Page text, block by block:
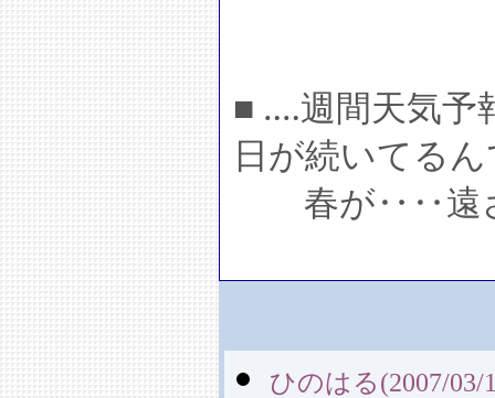
■ ‥‥週間天気予
日が続いてる
春が‥‥遠
ひのはる(2007/03/